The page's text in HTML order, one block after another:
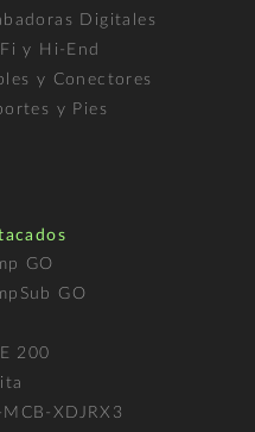
Digitales
y Hi-End
y Conectores
y Pies
GO
GO
200
XDJRX3